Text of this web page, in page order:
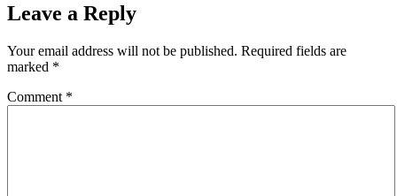
Leave a Reply
Your email address will not be published. Required fields are
marked *
Comment *